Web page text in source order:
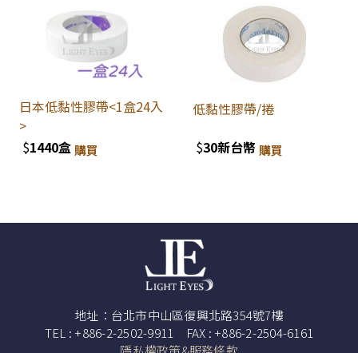
日本低黏性膠帶<1盒24入
>
$1440盒 購買
低黏性膠帶/捲
$30新台幣 購買
地址：台北市中山區復興北路354號7樓
TEL : +886-2-2502-9911 FAX : +886-2-2504-6161